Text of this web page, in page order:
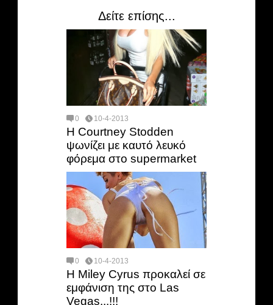
Δείτε επίσης...
0 10-4-2013
Η Courtney Stodden
ψωνίζει με καυτό λευκό
φόρεμα στο supermarket
0 10-4-2013
H Miley Cyrus προκαλεί σε
εμφάνιση της στο Las
Vegas...!!!